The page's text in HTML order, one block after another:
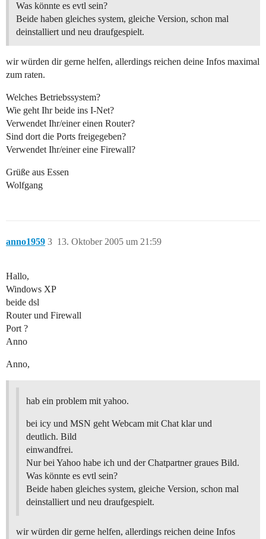
Was könnte es evtl sein?
Beide haben gleiches system, gleiche Version, schon mal
deinstalliert und neu draufgespielt.
wir würden dir gerne helfen, allerdings reichen deine Infos maximal
zum raten.
Welches Betriebssystem?
Wie geht Ihr beide ins I-Net?
Verwendet Ihr/einer einen Router?
Sind dort die Ports freigegeben?
Verwendet Ihr/einer eine Firewall?
Grüße aus Essen
Wolfgang
anno1959 13. Oktober 2005 um 21:59
3
Hallo,
Windows XP
beide dsl
Router und Firewall
Port ?
Anno
Anno,
hab ein problem mit yahoo.
bei icy und MSN geht Webcam mit Chat klar und
deutlich. Bild
einwandfrei.
Nur bei Yahoo habe ich und der Chatpartner graues Bild.
Was könnte es evtl sein?
Beide haben gleiches system, gleiche Version, schon mal
deinstalliert und neu draufgespielt.
wir würden dir gerne helfen, allerdings reichen deine Infos